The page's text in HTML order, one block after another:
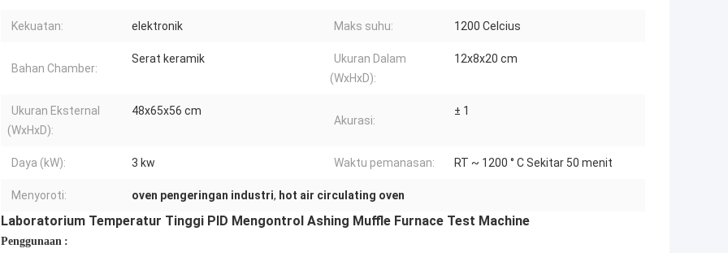
Kekuatan: elektronik Maks suhu: 1200 Celcius
Bahan Chamber:
Serat keramik
Ukuran Dalam
(WxHxD):
12x8x20 cm
Ukuran Eksternal
(WxHxD):
48x65x56 cm
Akurasi:
± 1
Daya (kW): 3 kw Waktu pemanasan: RT ~ 1200 ° C Sekitar 50 menit
Menyoroti: oven pengeringan industri, hot air circulating oven
Laboratorium Temperatur Tinggi PID Mengontrol Ashing Muffle Furnace Test Machine
Penggunaan :